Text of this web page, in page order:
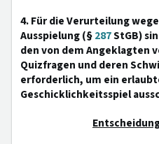
4. Für die Verurteilung
Ausspielung (§287StGB)
den von dem Angeklagten
Quizfragen und deren
erforderlich, um ein
Geschicklichkeitsspiel